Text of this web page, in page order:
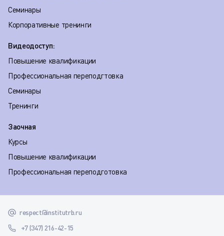
Семинары
Корпоративные тренинги
Видеодоступ:
Повышение квалификации
Профессиональная переподгтовка
Семинары
Тренинги
Заочная
Курсы
Повышение квалификации
Профессиональная переподготовка
respect@institutrb.ru
+7 (347) 216-42-15